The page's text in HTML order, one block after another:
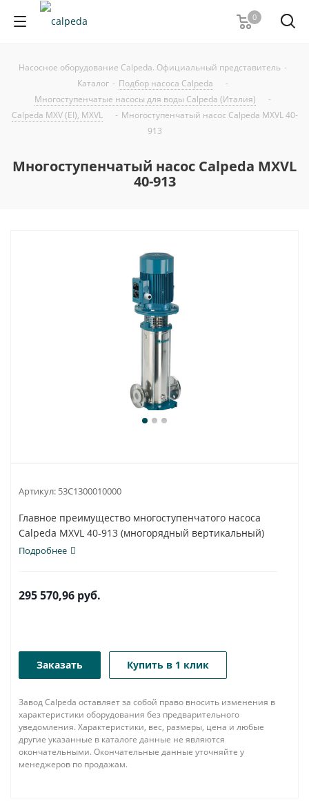
0
Насосное оборудование Calpeda. Официальный представитель -
Каталог - Подбор насоса Calpeda
-
Многоступенчатые насосы для воды Calpeda (Италия)
-
Calpeda MXV (EI), MXVL
- Многоступенчатый насос Calpeda MXVL 40-
913
Многоступенчатый насос Calpeda MXVL
40-913
Артикул: 53C1300010000
Главное преимущество многоступенчатого насоса
Calpeda MXVL 40-913 (многорядный вертикальный)
-...
Подробнее
295 570,96 руб.
Заказать Купить в 1 клик
Завод Calpeda оставляет за собой право вносить изменения в
характеристики оборудования без предварительного
уведомления. Характеристики, вес, размеры, цена и любые
другие указанные в каталоге данные не являются
окончательными. Окончательные данные уточняйте у
менеджеров по продажам.